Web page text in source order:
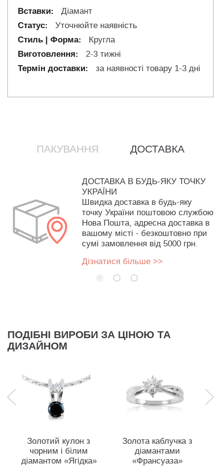
Діамант
Уточнюйте наявність
Кругла
2-3 тижні
за наявності товару 1-3 дні
ПАКУВАННЯ ДОСТАВКА
ДОСТАВКА В БУДЬ-ЯКУ ТОЧКУ
УКРАЇНИ
Швидка доставка в будь-яку
точку України поштовою службою
Нова Пошта, адресна доставка в
вашому місті - безкоштовно при
сумі замовлення від 5000 грн.
Дізнатися більше >>
ПОДІБНІ ВИРОБИ ЗА ЦІНОЮ ТА
ДИЗАЙНОМ
Золотий кулон з
чорним і білим
діамантом «Ягідка»
Золота каблучка з
діамантами
«Франсуаза»